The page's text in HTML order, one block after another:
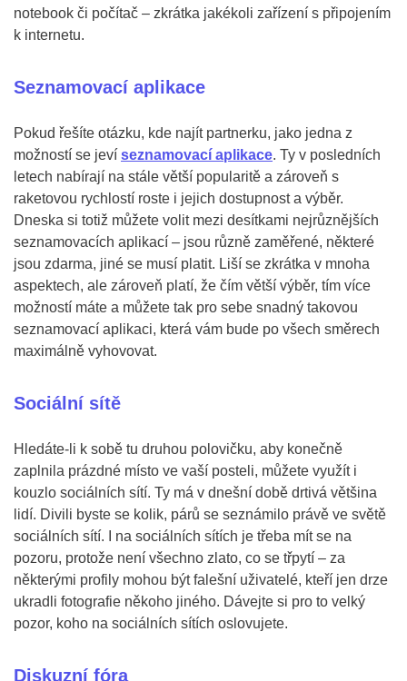
notebook či počítač – zkrátka jakékoli zařízení s připojením
k internetu.
Seznamovací aplikace
Pokud řešíte otázku, kde najít partnerku, jako jedna z
možností se jeví seznamovací aplikace. Ty v posledních
letech nabírají na stále větší popularitě a zároveň s
raketovou rychlostí roste i jejich dostupnost a výběr.
Dneska si totiž můžete volit mezi desítkami nejrůznějších
seznamovacích aplikací – jsou různě zaměřené, některé
jsou zdarma, jiné se musí platit. Liší se zkrátka v mnoha
aspektech, ale zároveň platí, že čím větší výběr, tím více
možností máte a můžete tak pro sebe snadný takovou
seznamovací aplikaci, která vám bude po všech směrech
maximálně vyhovovat.
Sociální sítě
Hledáte-li k sobě tu druhou polovičku, aby konečně
zaplnila prázdné místo ve vaší posteli, můžete využít i
kouzlo sociálních sítí. Ty má v dnešní době drtivá většina
lidí. Divili byste se kolik, párů se seznámilo právě ve světě
sociálních sítí. I na sociálních sítích je třeba mít se na
pozoru, protože není všechno zlato, co se třpytí – za
některými profily mohou být falešní uživatelé, kteří jen drze
ukradli fotografie někoho jiného. Dávejte si pro to velký
pozor, koho na sociálních sítích oslovujete.
Diskuzní fóra